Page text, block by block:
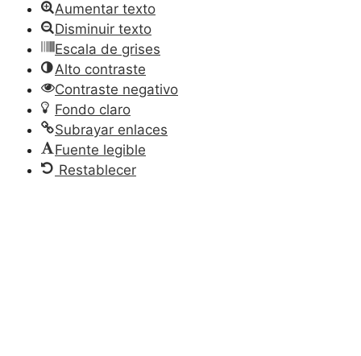
Aumentar texto
Disminuir texto
Escala de grises
Alto contraste
Contraste negativo
Fondo claro
Subrayar enlaces
Fuente legible
Restablecer